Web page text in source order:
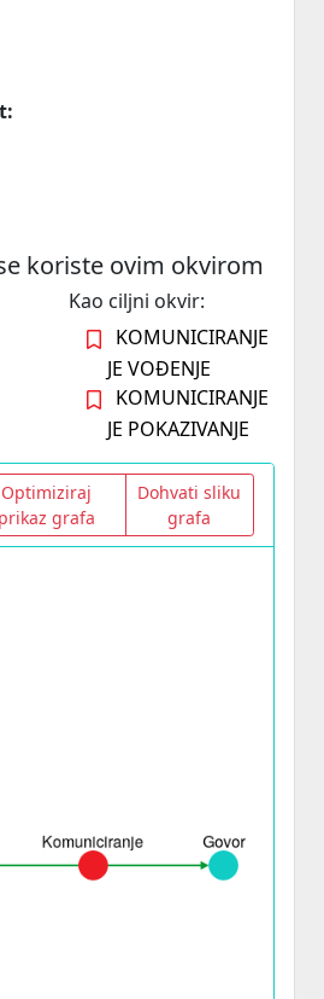
koriste ovim okvirom
Kao ciljni okvir:
KOMUNICIRANJE
JE VOĐENJE
KOMUNICIRANJE
JE POKAZIVANJE
Optimiziraj
prikaz grafa
Dohvati sliku
grafa